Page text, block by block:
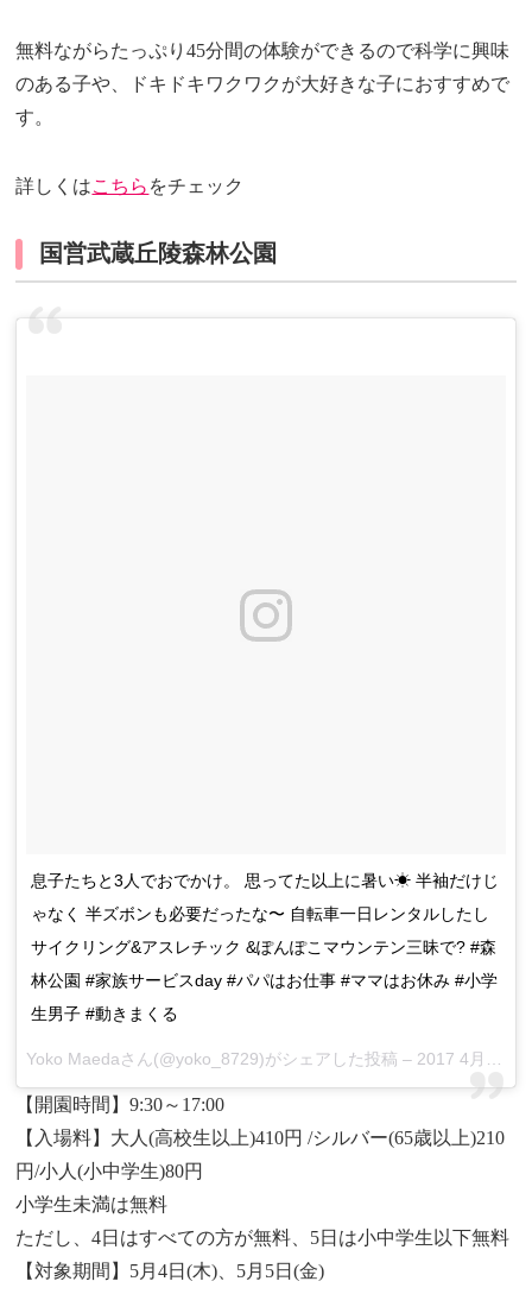
無料ながらたっぷり45分間の体験ができるので科学に興味
のある子や、ドキドキワクワクが大好きな子におすすめで
す。
詳しくはこちら をチェック
国営武蔵丘陵森林公園
息子たちと3人でおでかけ。 思ってた以上に暑い☀ 半袖だけじ
ゃなく 半ズボンも必要だったな〜 自転車一日レンタルしたし
サイクリング&アスレチック &ぽんぽこマウンテン三昧で? #森
林公園 #家族サービスday #パパはお仕事 #ママはお休み #小学
生男子 #動きまくる
Yoko Maedaさん(@yoko_8729)がシェアした投稿 – 2017 4月 14 6:55午後 PDT
【開園時間】9:30～17:00
【入場料】大人(高校生以上)410円 /シルバー(65歳以上)210
円/小人(小中学生)80円
小学生未満は無料
ただし、4日はすべての方が無料、5日は小中学生以下無料
【対象期間】5月4日(木)、5月5日(金)